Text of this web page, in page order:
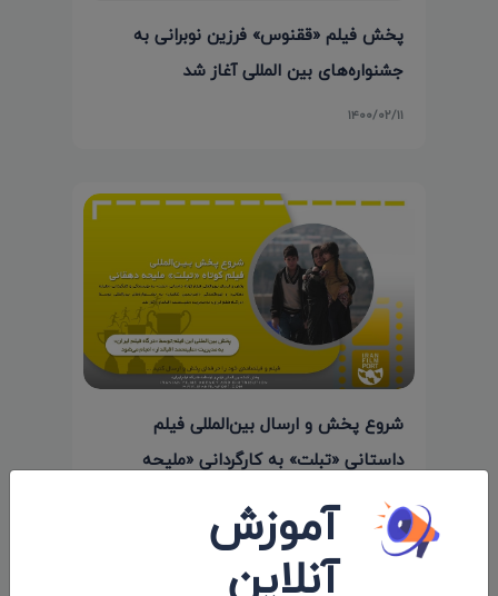
پخش فیلم «ققنوس» فرزین نوبرانی به
جشنواره‌های بین المللی آغاز شد
۱۴۰۰/۰۲/۱۱
شروع پخش و ارسال بین‌المللی فیلم
داستانی «تبلت» به کارگردانی «ملیحه
دهقانی»
۱۴۰۱/۰۳/۳۱ آموزش
آنلاین